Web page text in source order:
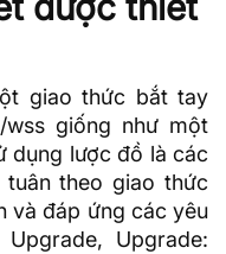
giao thức bắt tay
giống như một
dụng lược đồ là các
theo giao thức
và đáp ứng các yêu
Upgrade: